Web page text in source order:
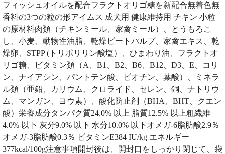
フィッシュオイルを配合フラクトオリゴ糖を新配合無着色無
香料の3つの粒の形アイムス 成犬用 健康維持用 チキン 小粒
の原材料肉類（チキンミール、家禽ミール）、とうもろこ
し、小麦、動物性油脂、乾燥ビートパルプ、家禽エキス、乾
燥卵、STPP (トリポリリン酸塩）、ひまわり油、フラクトオ
リゴ糖、ビタミン類（A、B1、B2、B6、B12、D3、E、コリ
ン、ナイアシン、パントテン酸、ビオチン、葉酸）、ミネラ
ル類（亜鉛、カリウム、クロライド、セレン、銅、ナトリウ
ム、マンガン、ヨウ素）、酸化防止剤（BHA、BHT、クエン
酸）栄養成分タンパク質24.0% 以上 脂質12.5% 以上粗繊維
4.0% 以下 灰分9.0% 以下 水分10.0% 以下オメガ-6脂肪酸2.9％
オメガ-3脂肪酸0.3％ ビタミンE384 IU/kg エネルギー
377kcal/100g注意事項開封後は、開封口をしっかり閉じて、袋